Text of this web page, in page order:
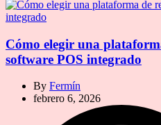
Cómo elegir una
software POS integrado
By Fermín
febrero 6, 2026